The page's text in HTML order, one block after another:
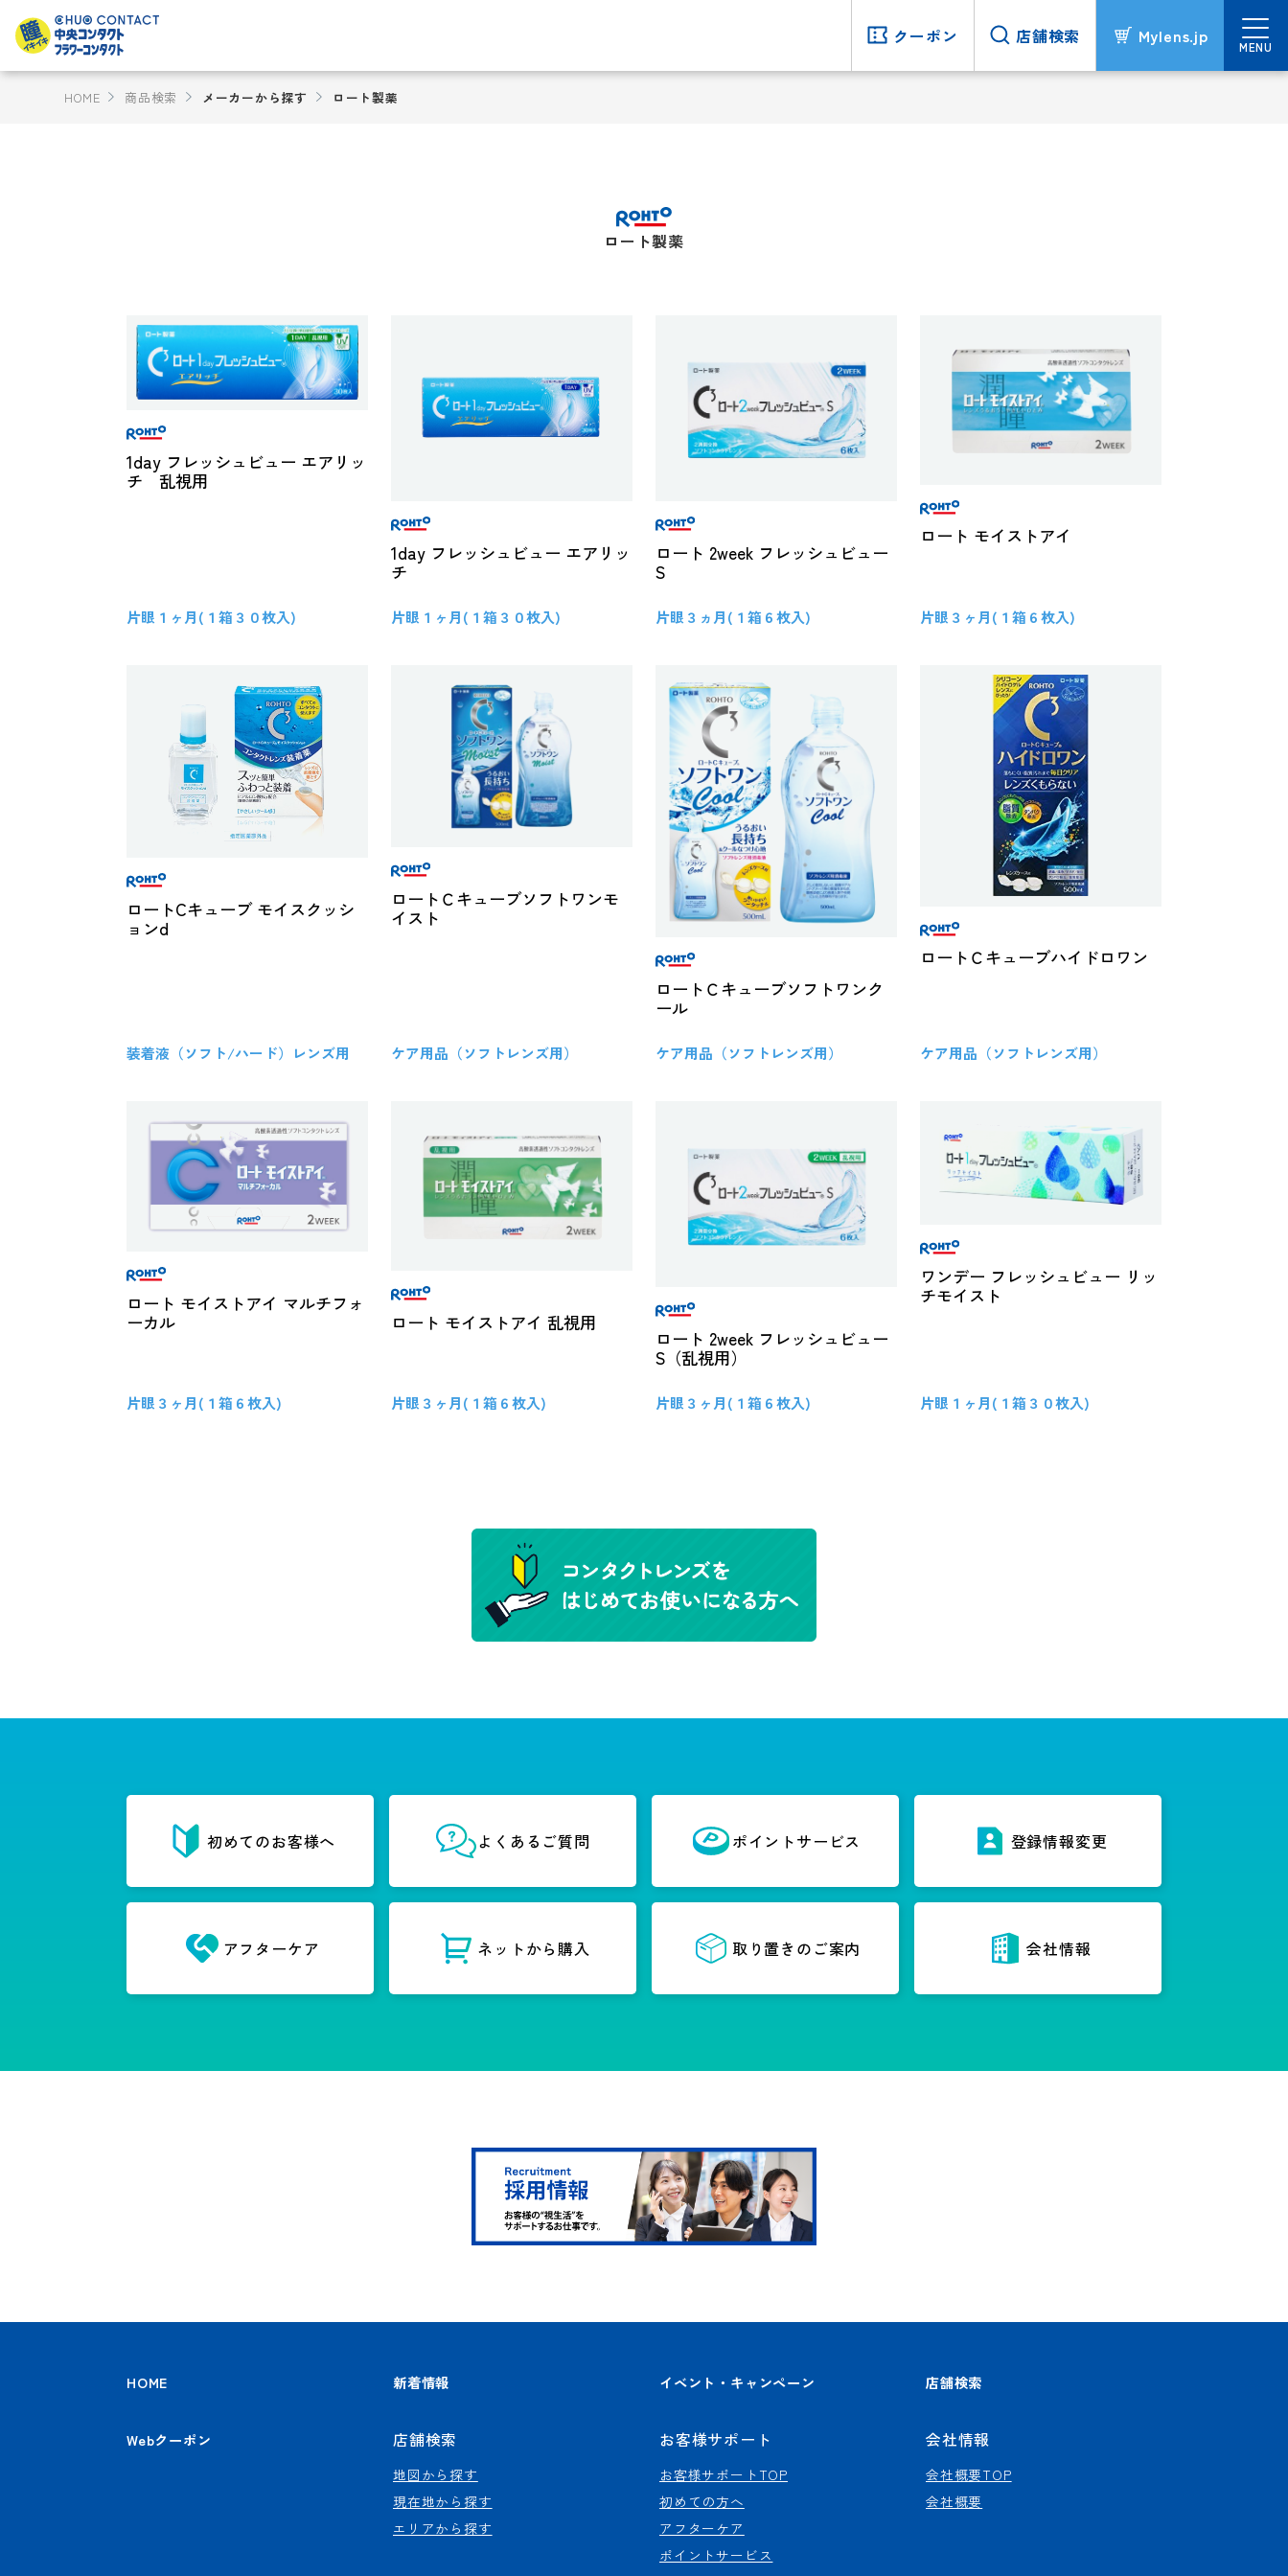
クーポン 店舗検索 Mylens.jp
MENU
HOME 商品検索 メーカーから探す ロート製薬
ロート製薬
1day フレッシュビュー エアリッ
チ 乱視用
片眼１ヶ月(１箱３０枚入)
1day フレッシュビュー エアリッ
チ
片眼１ヶ月(１箱３０枚入)
ロート 2week フレッシュビュー
S
片眼３ヵ月(１箱６枚入)
ロート モイストアイ
片眼３ヶ月(１箱６枚入)
ロートCキューブ モイスクッシ
ョンd
装着液（ソフト/ハード）レンズ用
ロートＣキューブソフトワンモ
イスト
ケア用品（ソフトレンズ用）
ロートＣキューブソフトワンク
ール
ケア用品（ソフトレンズ用）
ロートＣキューブハイドロワン
ケア用品（ソフトレンズ用）
ロート モイストアイ マルチフォ
ーカル
片眼３ヶ月(１箱６枚入)
ロート モイストアイ 乱視用
片眼３ヶ月(１箱６枚入)
ロート 2week フレッシュビュー
S（乱視用）
片眼３ヶ月(１箱６枚入)
ワンデー フレッシュビュー リッ
チモイスト
片眼１ヶ月(１箱３０枚入)
初めてのお客様へ よくあるご質問 ポイントサービス 登録情報変更
アフターケア ネットから購入 取り置きのご案内 会社情報
HOME 新着情報 イベント・キャンペーン 店舗検索
Webクーポン 店舗検索
地図から探す
現在地から探す
エリアから探す
お客様サポート
お客様サポートTOP
初めての方へ
アフターケア
ポイントサービス
会社情報
会社概要TOP
会社概要
クーポン 店舗検索 Mylens.jp
MENU